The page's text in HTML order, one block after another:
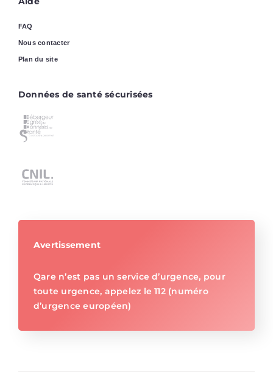
FAQ
Nous contacter
Plan du site
Données de santé sécurisées
Avertissement
Qare n’est pas un service d’urgence, pour
toute urgence, appelez le 112 (numéro
d’urgence européen)